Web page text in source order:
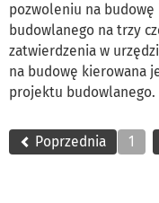
pozwoleniu na
budowlanego na trzy
zatwierdzenia w
na budowę kierowana
projektu budowlanego.
Poprzednia 1